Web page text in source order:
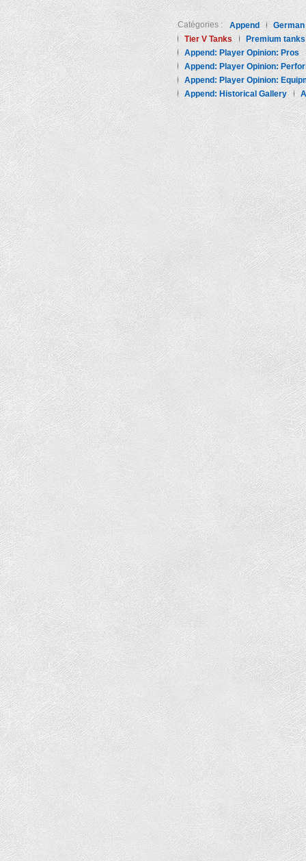
Catégories : Append
Tier V Tanks
Premium tanks
Append: Player Opinion: Pros
Append: Player Opinion:
Append: Player Opinion:
Append: Historical Gallery